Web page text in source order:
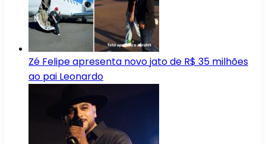
Zé Felipe apresenta novo jato de R$ 35 milhões
ao pai Leonardo